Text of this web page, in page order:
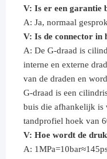
V: Is er een garantie
A: Ja, normaal
V: Is de connector in
A: De G-draad is
interne en externe
van de draden en
G-draad is een
buis die afhankelijk is
tandprofiel hoek van
V: Hoe wordt de
A: